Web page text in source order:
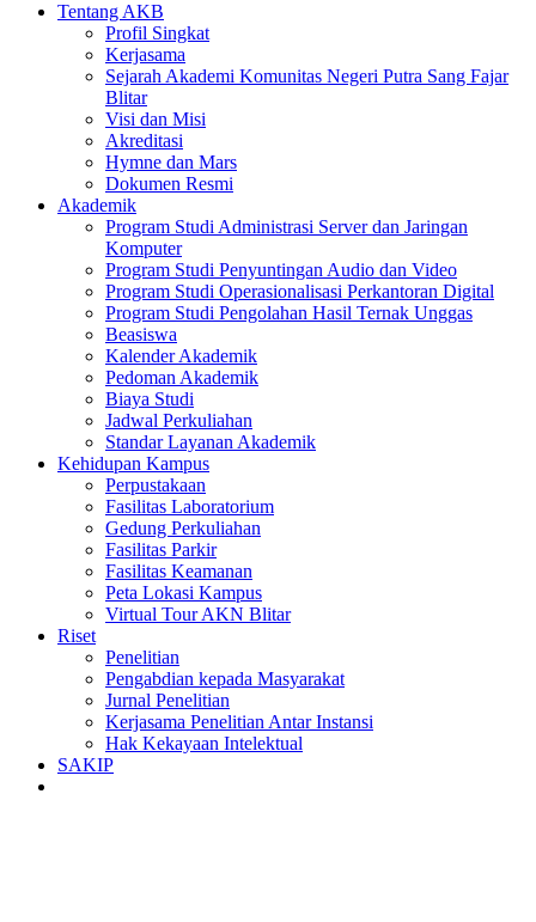
Tentang AKB
Profil Singkat
Kerjasama
Sejarah Akademi Komunitas Negeri Putra Sang Fajar
Blitar
Visi dan Misi
Akreditasi
Hymne dan Mars
Dokumen Resmi
Akademik
Program Studi Administrasi Server dan Jaringan
Komputer
Program Studi Penyuntingan Audio dan Video
Program Studi Operasionalisasi Perkantoran Digital
Program Studi Pengolahan Hasil Ternak Unggas
Beasiswa
Kalender Akademik
Pedoman Akademik
Biaya Studi
Jadwal Perkuliahan
Standar Layanan Akademik
Kehidupan Kampus
Perpustakaan
Fasilitas Laboratorium
Gedung Perkuliahan
Fasilitas Parkir
Fasilitas Keamanan
Peta Lokasi Kampus
Virtual Tour AKN Blitar
Riset
Penelitian
Pengabdian kepada Masyarakat
Jurnal Penelitian
Kerjasama Penelitian Antar Instansi
Hak Kekayaan Intelektual
SAKIP